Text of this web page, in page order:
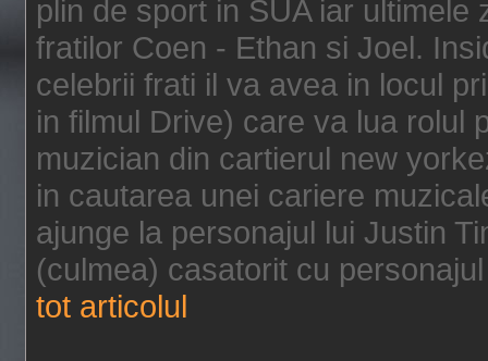
plin de sport in SUA iar
fratilor Coen - Ethan si Joel.
celebrii frati il va avea in locul
in filmul Drive) care va lua rolul
muzician din cartierul new
in cautarea unei cariere
ajunge la personajul lui Justin
(culmea) casatorit cu
tot articolul